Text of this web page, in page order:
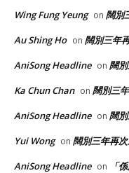
Wing Fung Yeung on 闊別
Au Shing Ho on 闊別三年
AniSong Headline on 闊
Ka Chun Chan on 闊別三
AniSong Headline on 闊
Yui Wong on 闊別三年再
AniSong Headline on
「